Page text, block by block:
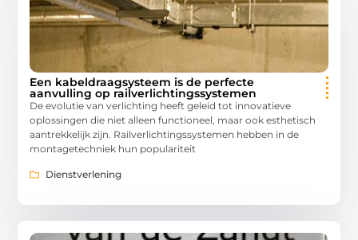
Een kabeldraagsysteem is de perfecte
aanvulling op railverlichtingssystemen
De evolutie van verlichting heeft geleid tot innovatieve
oplossingen die niet alleen functioneel, maar ook esthetisch
aantrekkelijk zijn. Railverlichtingssystemen hebben in de
montagetechniek hun populariteit
Dienstverlening